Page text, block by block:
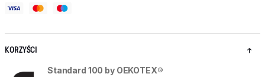
KORZYŚCI
Standard 100 by OEKOTEX®